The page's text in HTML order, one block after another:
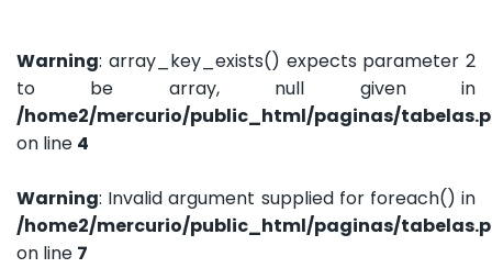
Warning: array_key_exists() expects parameter 2
to be array, null given in
/home2/mercurio/public_html/paginas/
on line 4
Warning: Invalid argument supplied for foreach() in
/home2/mercurio/public_html/paginas/
on line 7